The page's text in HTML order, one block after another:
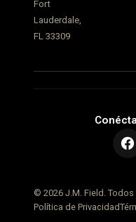
Fort
Lauderdale,
FL 33309
© 2026 J.M. Field.
Política de Privacidad